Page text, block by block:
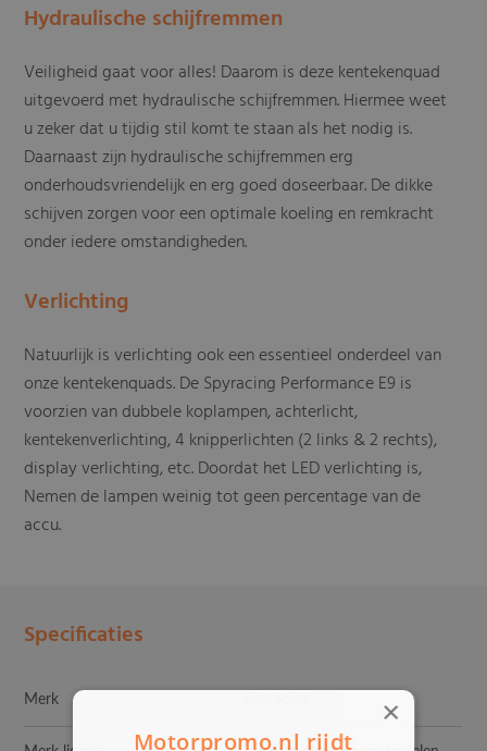
Hydraulische schijfremmen
Veiligheid gaat voor alles! Daarom is deze kentekenquad
uitgevoerd met hydraulische schijfremmen. Hiermee weet
u zeker dat u tijdig stil komt te staan als het nodig is.
Daarnaast zijn hydraulische schijfremmen erg
onderhoudsvriendelijk en erg goed doseerbaar. De dikke
schijven zorgen voor een optimale koeling en remkracht
onder iedere omstandigheden.
Verlichting
Natuurlijk is verlichting ook een essentieel onderdeel van
onze kentekenquads. De Spyracing Performance E9 is
voorzien van dubbele koplampen, achterlicht,
kentekenverlichting, 4 knipperlichten (2 links & 2 rechts),
display verlichting, etc. Doordat het LED verlichting is,
Nemen de lampen weinig tot geen percentage van de
accu.
Specificaties
Merk ×
Motorpromo.nl rijdt